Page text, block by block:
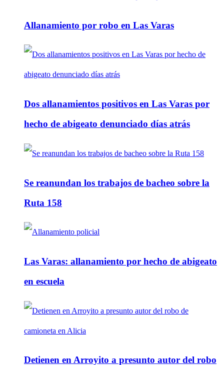
Allanamiento por robo en Las Varas
Dos allanamientos positivos en Las Varas por
hecho de abigeato denunciado días atrás
Se reanundan los trabajos de bacheo sobre la
Ruta 158
Las Varas: allanamiento por hecho de abigeato
en escuela
Detienen en Arroyito a presunto autor del robo